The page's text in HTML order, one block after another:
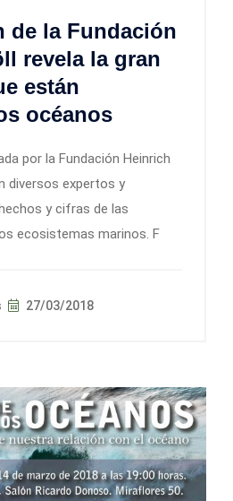
de la Fundación
revela la gran
están
océanos
por la Fundación Heinrich
diversos expertos y
y cifras de las
ecosistemas marinos. F
27/03/2018